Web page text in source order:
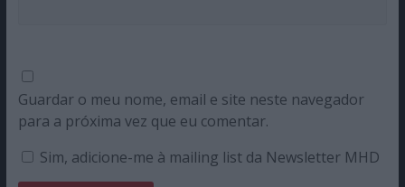
Guardar o meu nome, email e site neste navegador
para a próxima vez que eu comentar.
Sim, adicione-me à mailing list da Newsletter MHD